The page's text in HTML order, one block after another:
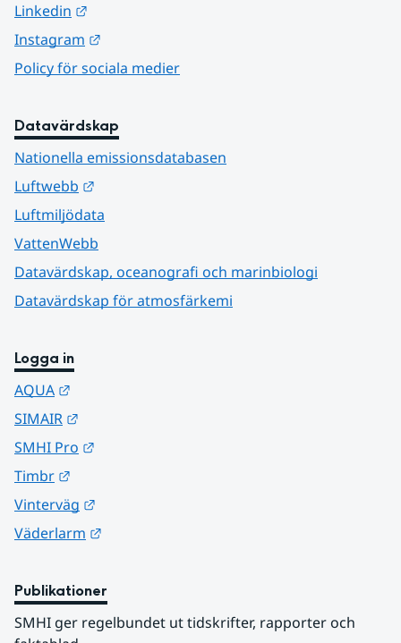
Linkedin
Instagram
Policy för sociala medier
Datavärdskap
Nationella emissionsdatabasen
Luftwebb
Luftmiljödata
VattenWebb
Datavärdskap, oceanografi och marinbiologi
Datavärdskap för atmosfärkemi
Logga in
AQUA
SIMAIR
SMHI Pro
Timbr
Vinterväg
Väderlarm
Publikationer
SMHI ger regelbundet ut tidskrifter, rapporter och